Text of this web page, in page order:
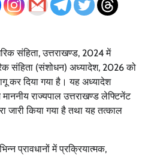
संहिता, उत्तराखण्ड, 2024 में
संहिता (संशोधन) अध्यादेश, 2026 को
कर दिया गया है। यह अध्यादेश
राज्यपाल उत्तराखण्ड लेफ्टिनेंट
जारी किया गया है तथा यह तत्काल
प्रावधानों में प्रक्रियात्मक,